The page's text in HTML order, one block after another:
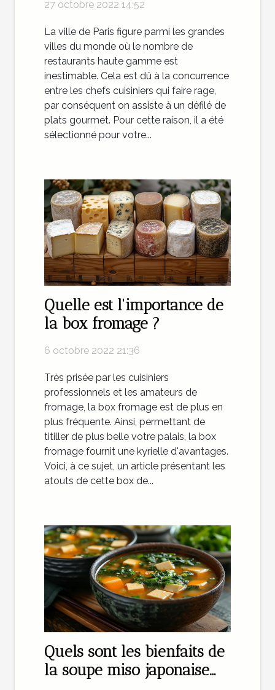
27 octobre 2022 14:52
La ville de Paris figure parmi les grandes
villes du monde où le nombre de
restaurants haute gamme est
inestimable. Cela est dû à la concurrence
entre les chefs cuisiniers qui faire rage,
par conséquent on assiste à un défilé de
plats gourmet. Pour cette raison, il a été
sélectionné pour votre...
Quelle est l'importance de
la box fromage ?
6 octobre 2022 21:36
Très prisée par les cuisiniers
professionnels et les amateurs de
fromage, la box fromage est de plus en
plus fréquente. Ainsi, permettant de
titiller de plus belle votre palais, la box
fromage fournit une kyrielle d'avantages.
Voici, à ce sujet, un article présentant les
atouts de cette box de...
Quels sont les bienfaits de
la soupe miso japonaise